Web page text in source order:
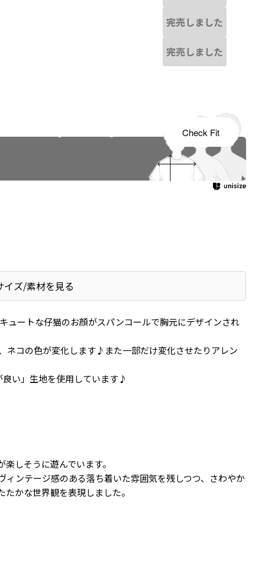
完売しました
完売しました
イズ/素材を見る
ートな仔猫のお顔がスパンコールで胸元にデザインされ
ネコの色が変化します♪また一部だけ変化させたりアレン
い」生地を使用しています♪
しそうに遊んでいます。
ンテージ感のある落ち着いた雰囲気を残しつつ、さわやか
かな世界観を表現しました。
Check Fit